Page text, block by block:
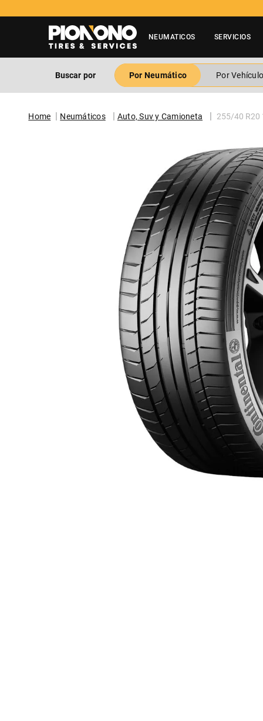
NEUMATICOS SERVICIOS
Buscar por Por Neumático Por
Neumáticos Auto, Suv y Camioneta 255/40 R20